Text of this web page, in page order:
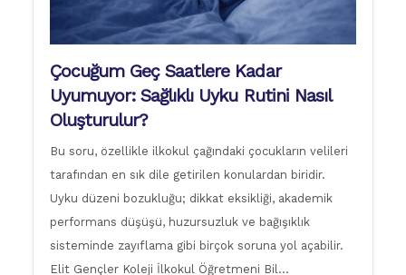
Çocuğum Geç Saatlere Kadar
Uyumuyor: Sağlıklı Uyku Rutini Nasıl
Oluşturulur?
Bu soru, özellikle ilkokul çağındaki çocukların velileri
tarafından en sık dile getirilen konulardan biridir.
Uyku düzeni bozukluğu; dikkat eksikliği, akademik
performans düşüşü, huzursuzluk ve bağışıklık
sisteminde zayıflama gibi birçok soruna yol açabilir.
Elit Gençler Koleji İlkokul Öğretmeni Bil…